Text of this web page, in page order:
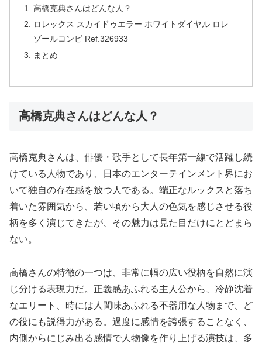
高橋克典さんはどんな人？
ロレックス スカイドゥエラー ホワイトダイヤル ロレ
ゾールコンビ Ref.326933
まとめ
高橋克典さんはどんな人？
高橋克典さんは、俳優・歌手として長年第一線で活躍し続
けている人物であり、日本のエンターテインメント界にお
いて独自の存在感を放つ人である。端正なルックスと落ち
着いた雰囲気から、若い頃から大人の色気を感じさせる役
柄を多く演じてきたが、その魅力は見た目だけにとどまら
ない。
高橋さんの特徴の一つは、非常に幅の広い役柄を自然に演
じ分ける表現力だ。正義感あふれる主人公から、冷静沈着
なエリート、時には人間味あふれる不器用な人物まで、ど
の役にも説得力がある。過度に感情を誇張することなく、
内側からにじみ出る感情で人物像を作り上げる演技は、多